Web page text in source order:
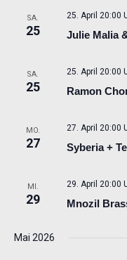
SA.
25 Julie Malia
25. April 20:00
SA.
25 Ramon
25. April 20:00
MO.
27 Syberia +
27. April 20:00
MI.
29 Mnozil
29. April 20:00
Mai 2026